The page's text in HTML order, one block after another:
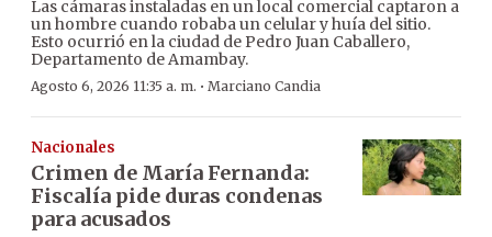
Las cámaras instaladas en un local comercial captaron a
un hombre cuando robaba un celular y huía del sitio.
Esto ocurrió en la ciudad de Pedro Juan Caballero,
Departamento de Amambay.
Agosto 6, 2026 11:35 a. m. · Marciano Candia
Nacionales
Crimen de María Fernanda:
Fiscalía pide duras condenas
para acusados